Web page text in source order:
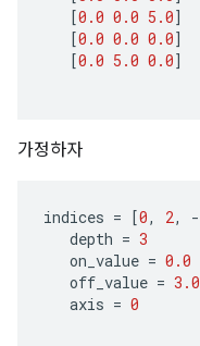
[0.0 0.0 5.0]
[0.0 0.0 0.0]
[0.0 5.0 0.0]
가정하자
indices = [0, 2, -
depth = 3
on_value = 0.0
off_value = 3.0
axis = 0